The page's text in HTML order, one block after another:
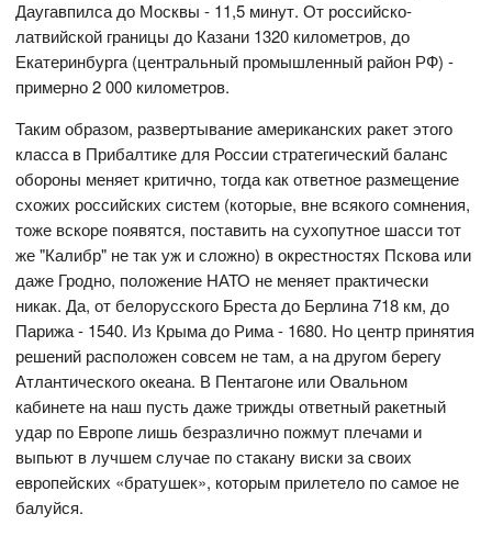
Даугавпилса до Москвы - 11,5 минут. От российско-
латвийской границы до Казани 1320 километров, до
Екатеринбурга (центральный промышленный район РФ) -
примерно 2 000 километров.
Таким образом, развертывание американских ракет этого
класса в Прибалтике для России стратегический баланс
обороны меняет критично, тогда как ответное размещение
схожих российских систем (которые, вне всякого сомнения,
тоже вскоре появятся, поставить на сухопутное шасси тот
же "Калибр" не так уж и сложно) в окрестностях Пскова или
даже Гродно, положение НАТО не меняет практически
никак. Да, от белорусского Бреста до Берлина 718 км, до
Парижа - 1540. Из Крыма до Рима - 1680. Но центр принятия
решений расположен совсем не там, а на другом берегу
Атлантического океана. В Пентагоне или Овальном
кабинете на наш пусть даже трижды ответный ракетный
удар по Европе лишь безразлично пожмут плечами и
выпьют в лучшем случае по стакану виски за своих
европейских «братушек», которым прилетело по самое не
балуйся.